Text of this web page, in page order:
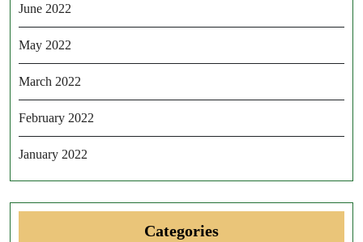
June 2022
May 2022
March 2022
February 2022
January 2022
Categories